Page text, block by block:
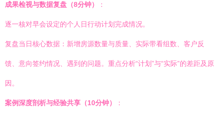
成果检视与数据复盘（8分钟） ：
逐一核对早会设定的个人日行动计划完成情况。
复盘当日核心数据：新增房源数量与质量、实际带看组数、客户反
馈、意向签约情况、遇到的问题。重点分析“计划”与“实际”的差距及原
因。
案例深度剖析与经验共享（10分钟） ：